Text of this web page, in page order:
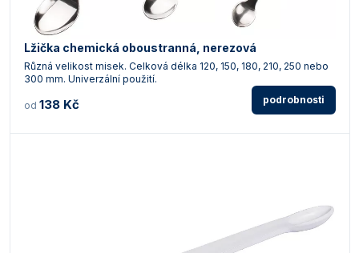
Lžička chemická oboustranná, nerezová
Různá velikost misek. Celková délka 120, 150, 180, 210, 250 nebo
300 mm. Univerzální použití.
od 138 Kč podrobnosti